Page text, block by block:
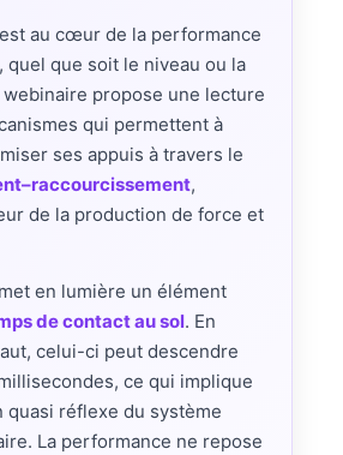
au cœur de la performance
quel que soit le niveau ou la
propose une lecture
qui permettent à
ses appuis à travers le
,
de la production de force et
en lumière un élément
de contact au sol. En
celui-ci peut descendre
ce qui implique
quasi réflexe du système
La performance ne repose